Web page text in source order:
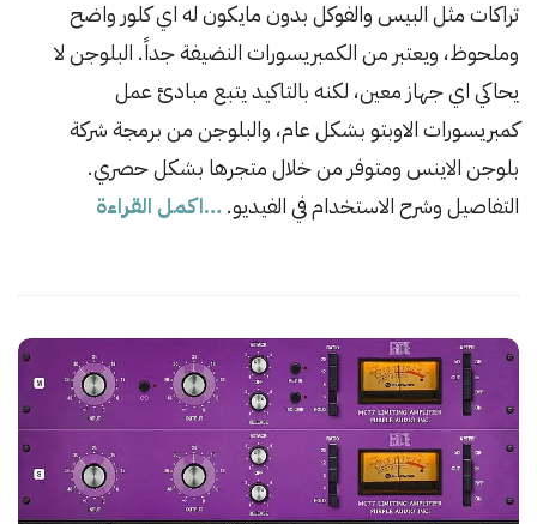
D
a
t
e
تراكات مثل البيس والفوكل بدون مايكون له اي كلور واضح
وملحوظ، ويعتبر من الكمبريسورات النضيفة جداً. البلوجن لا
يحاكي اي جهاز معين، لكنه بالتاكيد يتبع مبادئ عمل
كمبريسورات الاوبتو بشكل عام، والبلوجن من برمجة شركة
بلوجن الاينس ومتوفر من خلال متجرها بشكل حصري.
التفاصيل وشرح الاستخدام في الفيديو.…اكمل القراءة